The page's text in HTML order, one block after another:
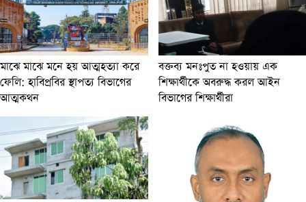
মাঝে মাঝে মনে হয় আত্মহত্যা করে
ফেলি: হাবিপ্রবির স্থাপত্য বিভাগের
আত্মকথন
বক্তব্য মনঃপুত না হওয়ায় এক
শিক্ষার্থীকে অবরুদ্ধ করল আইন
বিভাগের শিক্ষার্থীরা